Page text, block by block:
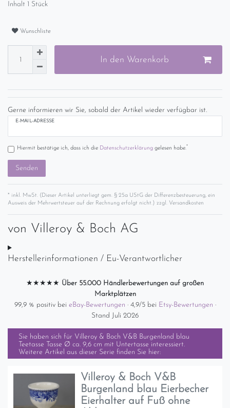
Inhalt 1 Stück
Wunschliste
In den Warenkorb
Gerne informieren wir Sie, sobald der Artikel wieder verfügbar ist.
E-MAIL-ADRESSE
Hiermit bestätige ich, dass ich die Daten­schutz­erklärunggelesen habe.*
Senden
* inkl. MwSt. (Dieser Artikel unterliegt gem. § 25a UStG der Differenzbesteuerung, ein
Ausweis der Mehrwertsteuer auf der Rechnung erfolgt nicht.) zzgl. Versandkosten
von Villeroy & Boch AG
Herstellerinformationen / Eu-Verantwortlicher
★★★★★ Über 55.000 Händlerbewertungen auf großen
Marktplätzen
99,9 % positiv bei eBay-Bewertungen · 4,9/5 bei Etsy-Bewertungen ·
Stand Juli 2026
Sie haben sich für Villeroy & Boch V&B Burgenland blau
Teetasse Tasse Ø ca. 9,6 cm mit Untertasse interessiert.
Weitere Artikel aus dieser Serie finden Sie hier:
Villeroy & Boch V&B
Burgenland blau Eierbecher
Eierhalter auf Fuß ohne